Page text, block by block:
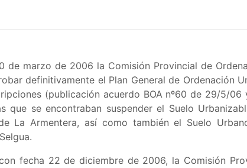
de marzo de 2006 la Comisión Provincial de
definitivamente el Plan General de Ordenación
(publicación acuerdo BOA nº60 de 29/5/06
que se encontraban suspender el Suelo
La Armentera, así como también el Suelo
.
fecha 22 de diciembre de 2006, la Comisión